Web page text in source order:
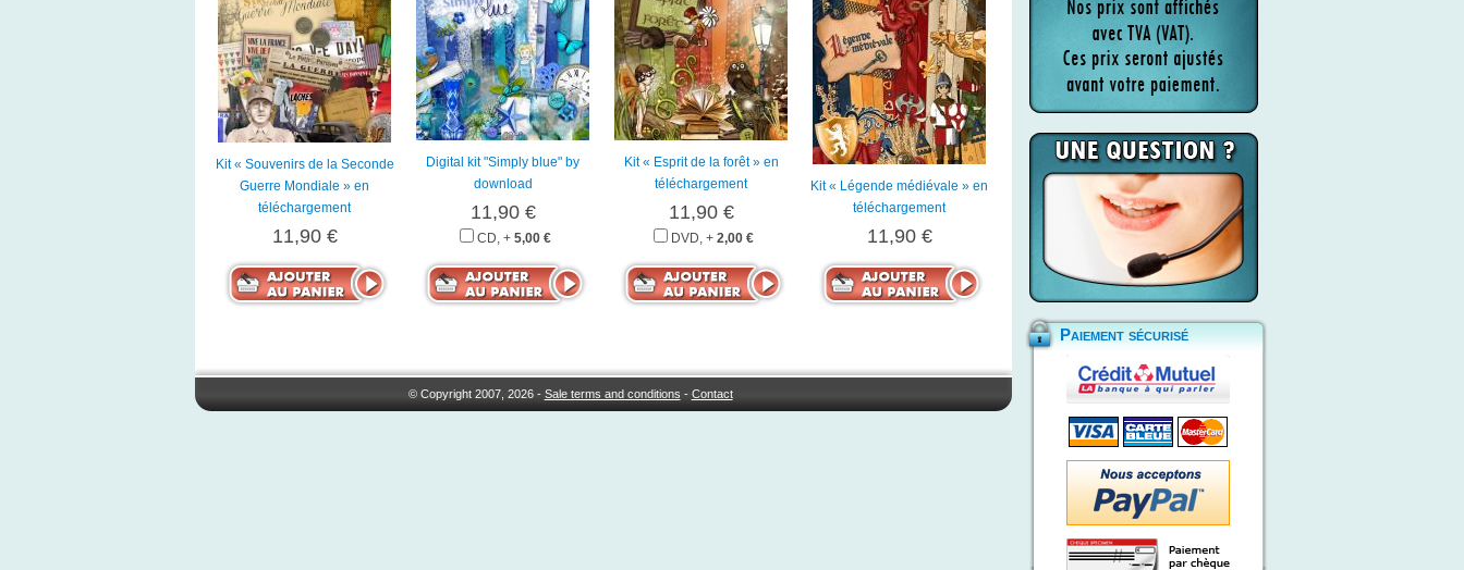
Kit « Souvenirs de la Seconde
Guerre Mondiale » en
téléchargement
11,90 €
Digital kit "Simply blue" by
download
11,90 €
CD, + 5,00 €
Kit « Esprit de la forêt » en
téléchargement
11,90 €
DVD, + 2,00 €
Kit « Légende médiévale » en
téléchargement
11,90 €
© Copyright 2007, 2026 - Sale terms and conditions - Contact
Paiement sécurisé